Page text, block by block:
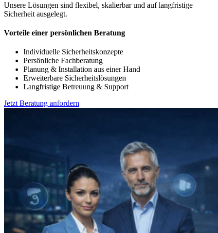
Unsere Lösungen sind flexibel, skalierbar und auf langfristige
Sicherheit ausgelegt.
Vorteile einer persönlichen Beratung
Individuelle Sicherheitskonzepte
Persönliche Fachberatung
Planung & Installation aus einer Hand
Erweiterbare Sicherheitslösungen
Langfristige Betreuung & Support
Jetzt Beratung anfordern